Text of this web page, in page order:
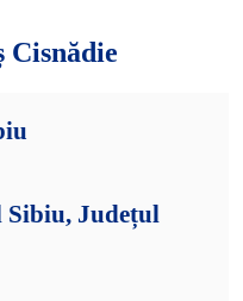
Cisnădie
Județul